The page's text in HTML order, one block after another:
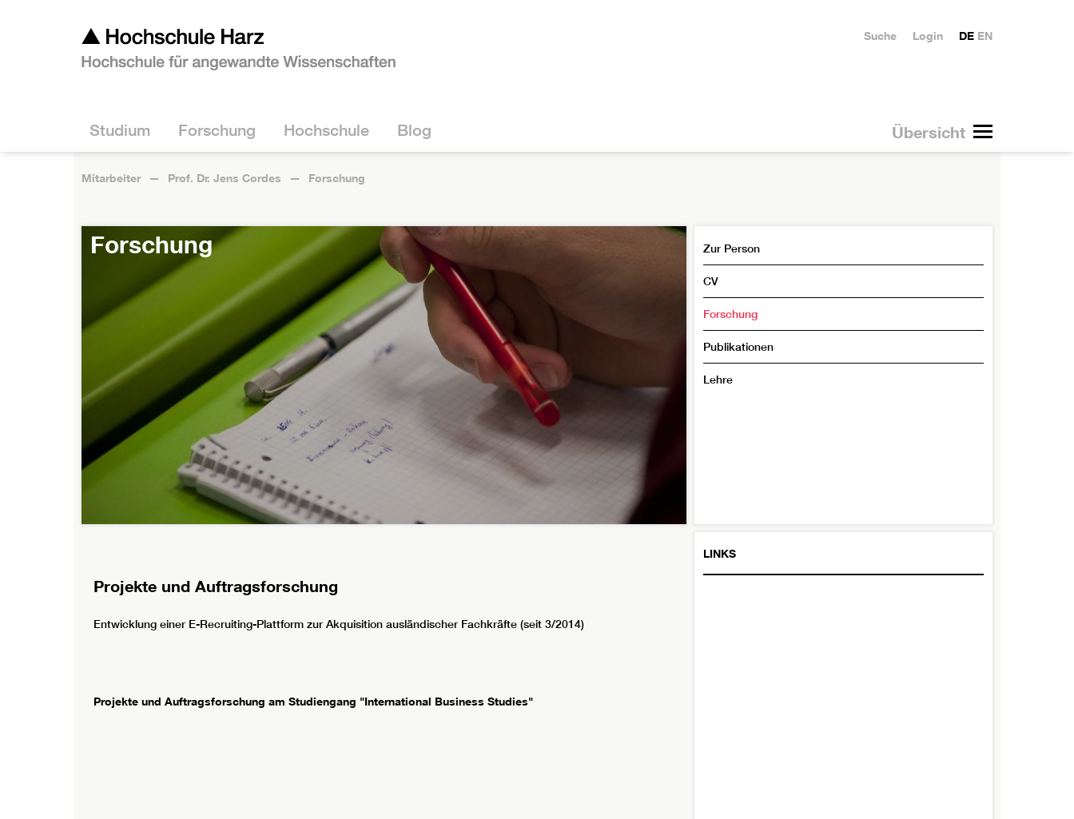
Übersicht
Studium Forschung Hochschule Blog
DE EN
Login
Suche
Mitarbeiter Prof. Dr. Jens Cordes Forschung
Forschung Zur Person
CV
Forschung
Publikationen
Lehre
Projekte und Auftragsforschung
Entwicklung einer E-Recruiting-Plattform zur Akquisition ausländischer Fachkräfte (seit 3/2014)
Projekte und Auftragsforschung am Studiengang "International Business Studies"
LINKS